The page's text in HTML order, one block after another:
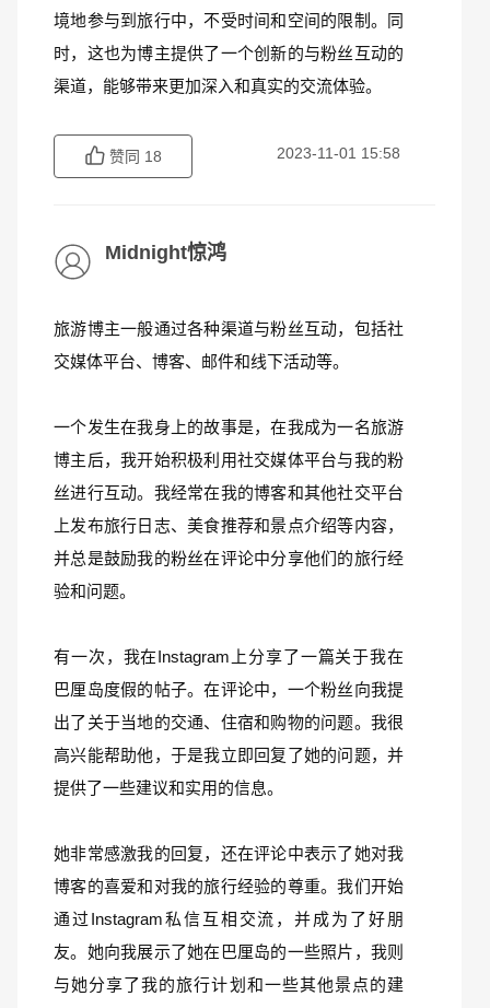
境地参与到旅行中，不受时间和空间的限制。同
时，这也为博主提供了一个创新的与粉丝互动的
渠道，能够带来更加深入和真实的交流体验。
赞同 18 2023-11-01 15:58
Midnight惊鸿
旅游博主一般通过各种渠道与粉丝互动，包括社
交媒体平台、博客、邮件和线下活动等。
一个发生在我身上的故事是，在我成为一名旅游
博主后，我开始积极利用社交媒体平台与我的粉
丝进行互动。我经常在我的博客和其他社交平台
上发布旅行日志、美食推荐和景点介绍等内容，
并总是鼓励我的粉丝在评论中分享他们的旅行经
验和问题。
有一次，我在Instagram上分享了一篇关于我在
巴厘岛度假的帖子。在评论中，一个粉丝向我提
出了关于当地的交通、住宿和购物的问题。我很
高兴能帮助他，于是我立即回复了她的问题，并
提供了一些建议和实用的信息。
她非常感激我的回复，还在评论中表示了她对我
博客的喜爱和对我的旅行经验的尊重。我们开始
通过Instagram私信互相交流，并成为了好朋
友。她向我展示了她在巴厘岛的一些照片，我则
与她分享了我的旅行计划和一些其他景点的建